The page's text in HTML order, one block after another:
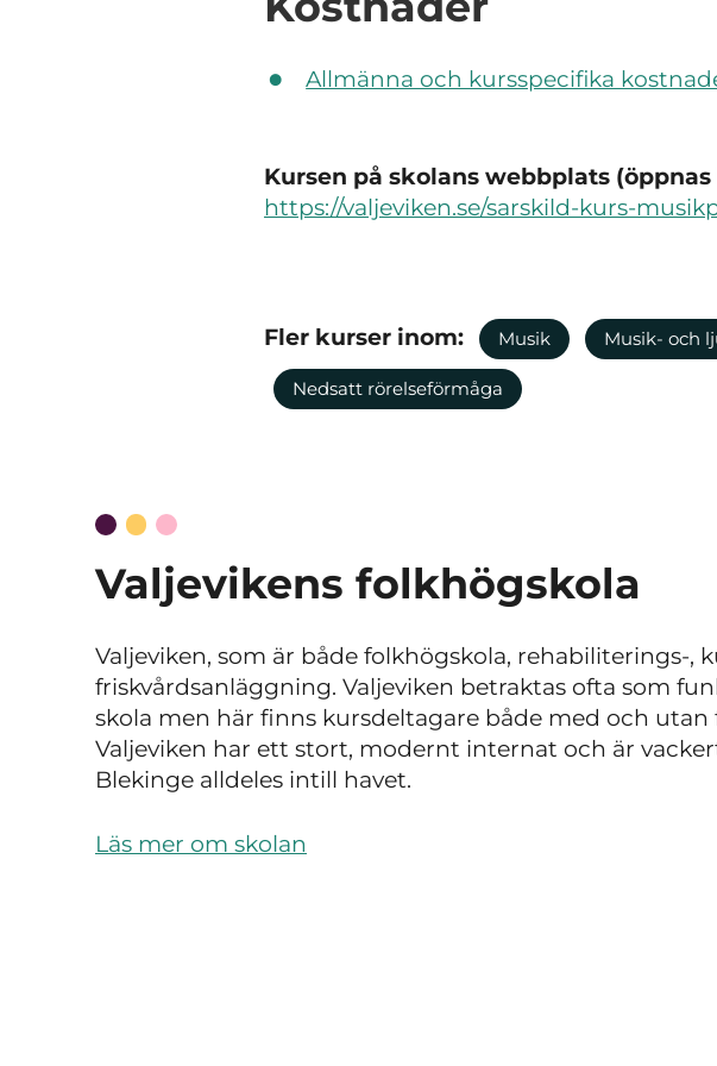
Allmänna och kursspecifika
Kursen på skolans webbplats
https://valjeviken.se/sarskild-kurs-
Fler kurser inom: Musik Musik- och
Nedsatt rörelseförmåga
Valjevikens folkhögskola
Valjeviken, som är både folkhögskola, rehabiliterings-,
friskvårdsanläggning. Valjeviken betraktas ofta som
skola men här finns kursdeltagare både med och
Valjeviken har ett stort, modernt internat och är
Blekinge alldeles intill havet.
Läs mer om skolan